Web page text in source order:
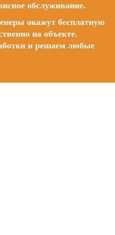
обслуживание.
окажут бесплатную
на объекте.
и решаем любые